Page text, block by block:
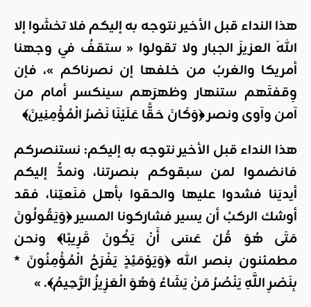
هذا النداء قبل الأخير نتوجه به إليكم فلا تخشَوا إلا
اللهَ العزيزَ الجبار ولا تقولوا « ستقفُ في وجهنا
أمريكا والغربُ من خلفها إن نصرناكم »، فإن
وِقفتَهم ستنهار وظهرَهم سينكسر أمام من
آمن وآوى ونصر ﴿وَكَانَ حَقًّا عَلَيْنَا نَصْرُ الْمُؤْمِنِينَ﴾
هذا النداء قبل الأخير نتوجه به إليكم: نستنصركم
فانضموا لمن سبقوكم بنصرتنا، ونمدُّ إليكم
أيديَنا فشدوا عليها والحقوا بأهل مَنَعتِنا، فقد
أوشك الركبُ أن يسير فشاركونا المسير ﴿وَيَقُولُونَ
مَتَى هُوَ قُلْ عَسَى أَنْ يَكُونَ قَرِيبًا﴾ ونحن
مطمئنون بنصر الله ﴿وَيَوْمَئِذٍ يَفْرَحُ الْمُؤْمِنُونَ *
بِنَصْرِ اللَّهِ يَنْصُرُ مَنْ يَشَاءُ وَهُوَ الْعَزِيزُ الرَّحِيمُ﴾.
»